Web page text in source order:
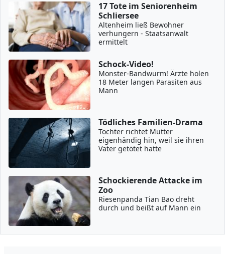
17 Tote im Seniorenheim
Schliersee
Altenheim ließ Bewohner
verhungern - Staatsanwalt
ermittelt
Schock-Video!
Monster-Bandwurm! Ärzte holen
18 Meter langen Parasiten aus
Mann
Tödliches Familien-Drama
Tochter richtet Mutter
eigenhändig hin, weil sie ihren
Vater getötet hatte
Schockierende Attacke im
Zoo
Riesenpanda Tian Bao dreht
durch und beißt auf Mann ein